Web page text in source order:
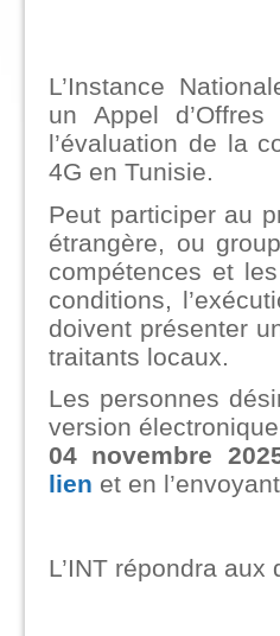
L’Instance
un Appel
l’évaluation de la
4G en Tunisie.
Peut participer au
étrangère, ou
compétences et
conditions,
doivent présenter
traitants locaux.
Les personnes
version
04 novembre
lien et en
L’INT répondra